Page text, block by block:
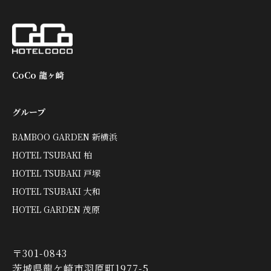
CoCo 龍ヶ崎
グループ
BAMBOO GARDEN 新横浜
HOTEL TSUBAKI 柏
HOTEL TSUBAKI 戸塚
HOTEL TSUBAKI 大和
HOTEL GARDEN 茂原
〒301-0843